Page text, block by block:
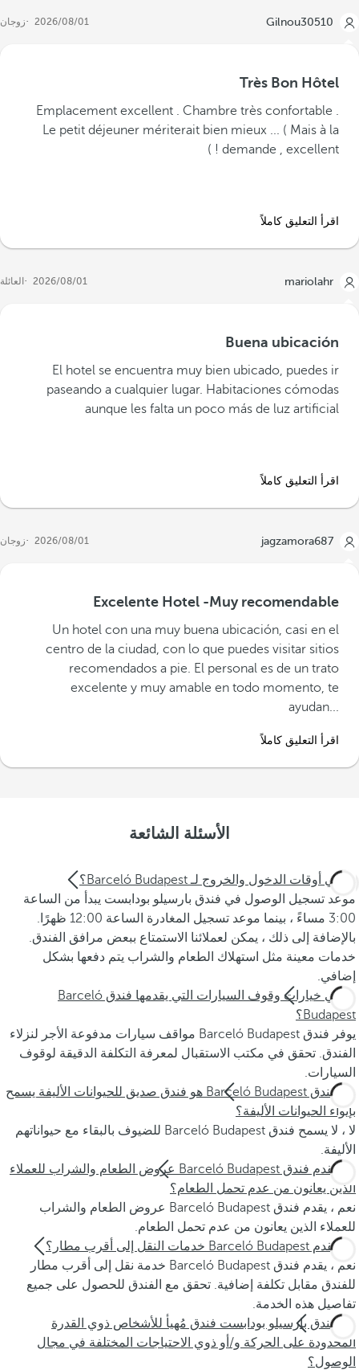
Gilnou30510
01‏/08‏/2026 زوجان
Très Bon Hôtel
Emplacement excellent . Chambre très confortable .
Le petit déjeuner mériterait bien mieux ... ( Mais à la
demande , excellent ! )
اقرأ التعليق كاملاً
mariolahr
01‏/08‏/2026 العائلة
Buena ubicación
El hotel se encuentra muy bien ubicado, puedes ir
paseando a cualquier lugar. Habitaciones cómodas
aunque les falta un poco más de luz artificial
اقرأ التعليق كاملاً
jagzamora687
01‏/08‏/2026 زوجان
Excelente Hotel -Muy recomendable
‪Un hotel con una muy buena ubicación, casi en el
centro de la ciudad, con lo que puedes visitar sitios
recomendados a pie. El personal es de un trato
excelente y muy amable en todo momento, te
ayudan...‬
اقرأ التعليق كاملاً
الأسئلة الشائعة
ما هي أوقات الدخول والخروج لـ Barceló Budapest؟
موعد تسجيل الوصول في فندق بارسيلو بودابست يبدأ من الساعة
3:00 مساءً ، بينما موعد تسجيل المغادرة الساعة 12:00 ظهرًا.
بالإضافة إلى ذلك ، يمكن لعملائنا الاستمتاع ببعض مرافق الفندق.
خدمات معينة مثل استهلاك الطعام والشراب يتم دفعها بشكل
إضافي.
ما هي خيارات وقوف السيارات التي يقدمها فندق Barceló
Budapest؟
يوفر فندق Barceló Budapest مواقف سيارات مدفوعة الأجر لنزلاء
الفندق. تحقق في مكتب الاستقبال لمعرفة التكلفة الدقيقة لوقوف
السيارات.
هل فندق Barceló Budapest هو فندق صديق للحيوانات الأليفة يسمح
بإيواء الحيوانات الأليفة؟
لا ، لا يسمح فندق Barceló Budapest للضيوف بالبقاء مع حيواناتهم
الأليفة.
هل يقدم فندق Barceló Budapest عروض الطعام والشراب للعملاء
الذين يعانون من عدم تحمل الطعام؟
نعم ، يقدم فندق Barceló Budapest عروض الطعام والشراب
للعملاء الذين يعانون من عدم تحمل الطعام.
هل يقدم Barceló Budapest خدمات النقل إلى أقرب مطار؟
نعم ، يقدم فندق Barceló Budapest خدمة نقل إلى أقرب مطار
للفندق مقابل تكلفة إضافية. تحقق مع الفندق للحصول على جميع
تفاصيل هذه الخدمة.
هل فندق بارسيلو بودابست فندق مُهيأ للأشخاص ذوي القدرة
المحدودة على الحركة و/أو ذوي الاحتياجات المختلفة في مجال
الوصول؟